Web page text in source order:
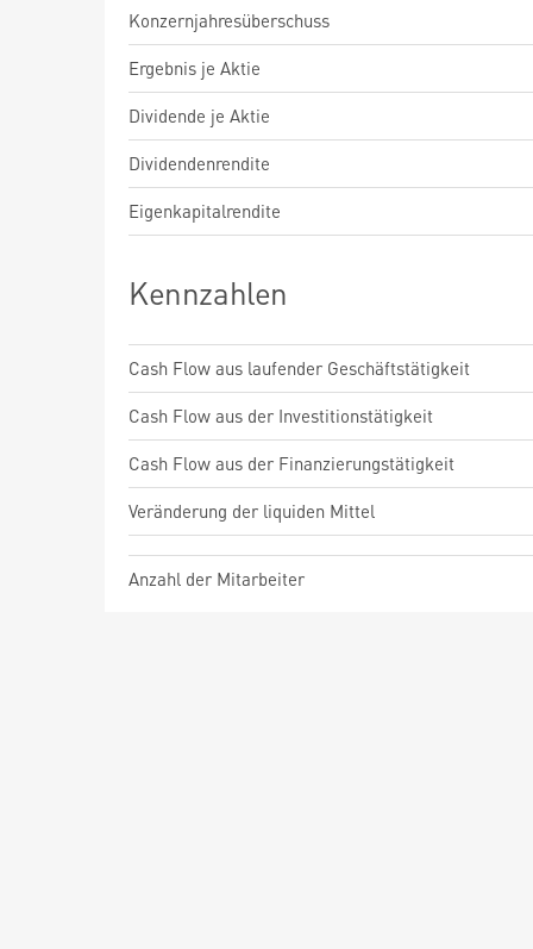
Konzernjahresüberschuss
Ergebnis je Aktie
Dividende je Aktie
Dividendenrendite
Eigenkapitalrendite
Kennzahlen
Cash Flow aus laufender Geschäftstätigkeit
Cash Flow aus der Investitionstätigkeit
Cash Flow aus der Finanzierungstätigkeit
Veränderung der liquiden Mittel
Anzahl der Mitarbeiter